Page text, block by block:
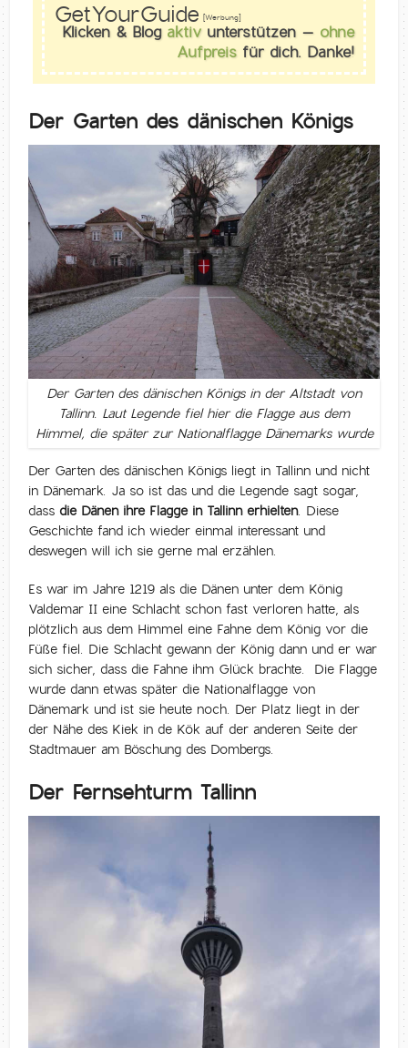
GetYourGuide [Werbung]
Klicken & Blog aktivunterstützen – ohne
Aufpreisfür dich. Danke!
Der Garten des dänischen Königs
Der Garten des dänischen Königs in der Altstadt von
Tallinn. Laut Legende fiel hier die Flagge aus dem
Himmel, die später zur Nationalflagge Dänemarks wurde
Der Garten des dänischen Königs liegt in Tallinn und nicht
in Dänemark. Ja so ist das und die Legende sagt sogar,
dassdie Dänen ihre Flagge in Tallinn erhielten. Diese
Geschichte fand ich wieder einmal interessant und
deswegen will ich sie gerne mal erzählen.
Es war im Jahre 1219 als die Dänen unter dem König
Valdemar II eine Schlacht schon fast verloren hatte, als
plötzlich aus dem Himmel eine Fahne dem König vor die
Füße fiel. Die Schlacht gewann der König dann und er war
sich sicher, dass die Fahne ihm Glück brachte. Die Flagge
wurde dann etwas später die Nationalflagge von
Dänemark und ist sie heute noch. Der Platz liegt in der
der Nähe des Kiek in de Kök auf der anderen Seite der
Stadtmauer am Böschung des Dombergs.
Der Fernsehturm Tallinn